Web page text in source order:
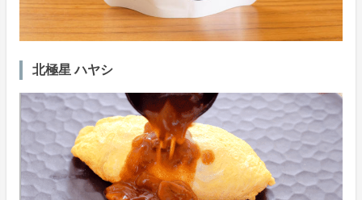
北極星 ハヤシ